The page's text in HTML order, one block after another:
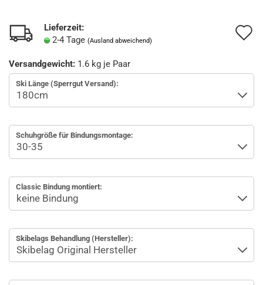
Lieferzeit:
2-4 Tage (Ausland abweichend)
Versandgewicht: 1.6 kg je Paar
Ski Länge (Sperrgut Versand):
Schuhgröße für Bindungsmontage:
Classic Bindung montiert:
Skibelags Behandlung (Hersteller):